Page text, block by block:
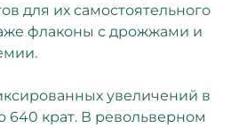
для их самостоятельного
флаконы с дрожжами и
увеличений в
640 крат. В револьверном